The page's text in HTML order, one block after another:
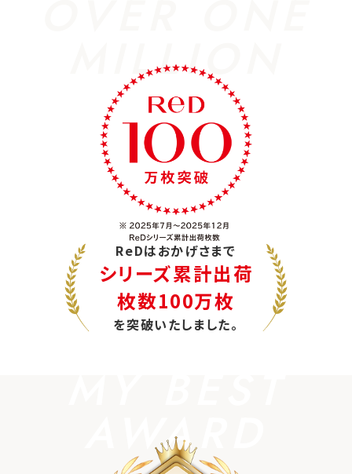
MILLION
ReDはおかげさまで
シリーズ累計出荷
枚数100万枚
を突破いたしました。
AWARD